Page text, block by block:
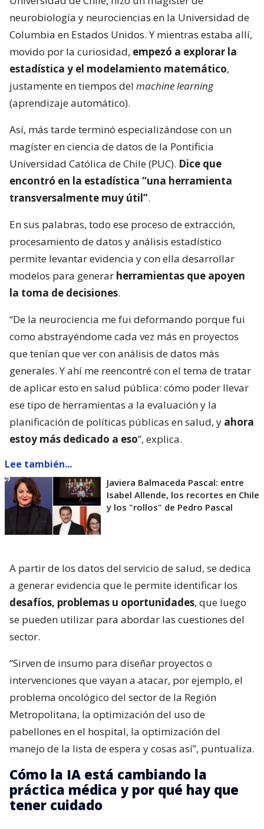
neurobiología y neurociencias en la Universidad de
Columbia en Estados Unidos. Y mientras estaba allí,
movido por la curiosidad, empezó a explorar la
estadística y el modelamiento matemático,
justamente en tiempos del machine learning
(aprendizaje automático).
Así, más tarde terminó especializándose con un
magíster en ciencia de datos de la Pontificia
Universidad Católica de Chile (PUC). Dice que
encontró en la estadística “una herramienta
transversalmente muy útil”.
En sus palabras, todo ese proceso de extracción,
procesamiento de datos y análisis estadístico
permite levantar evidencia y con ella desarrollar
modelos para generar herramientas que apoyen
la toma de decisiones.
“De la neurociencia me fui deformando porque fui
como abstrayéndome cada vez más en proyectos
que tenían que ver con análisis de datos más
generales. Y ahí me reencontré con el tema de tratar
de aplicar esto en salud pública: cómo poder llevar
ese tipo de herramientas a la evaluación y la
planificación de políticas públicas en salud, y ahora
estoy más dedicado a eso”, explica.
Lee también...
Javiera Balmaceda Pascal: entre
Isabel Allende, los recortes en Chile
y los "rollos" de Pedro Pascal
A partir de los datos del servicio de salud, se dedica
a generar evidencia que le permite identificar los
desafíos, problemas u oportunidades, que luego
se pueden utilizar para abordar las cuestiones del
sector.
“Sirven de insumo para diseñar proyectos o
intervenciones que vayan a atacar, por ejemplo, el
problema oncológico del sector de la Región
Metropolitana, la optimización del uso de
pabellones en el hospital, la optimización del
manejo de la lista de espera y cosas así”, puntualiza.
Cómo la IA está cambiando la
práctica médica y por qué hay que
tener cuidado